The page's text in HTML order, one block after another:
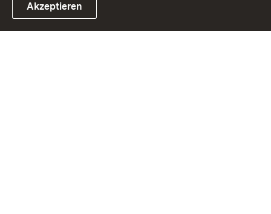
Link zum Landesportal
Akzeptieren